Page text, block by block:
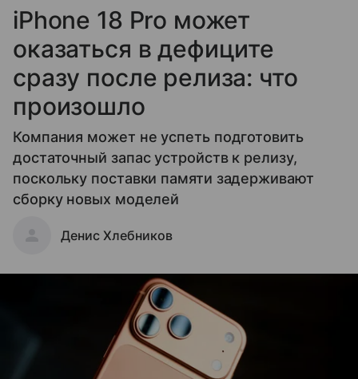
iPhone 18 Pro может
оказаться в дефиците
сразу после релиза: что
произошло
Компания может не успеть подготовить
достаточный запас устройств к релизу,
поскольку поставки памяти задерживают
сборку новых моделей
Денис Хлебников